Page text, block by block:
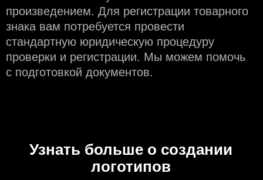
произведением. Для регистрации товарного
знака вам потребуется провести
стандартную юридическую процедуру
проверки и регистрации. Мы можем помочь
с подготовкой документов.
Узнать больше о создании
логотипов